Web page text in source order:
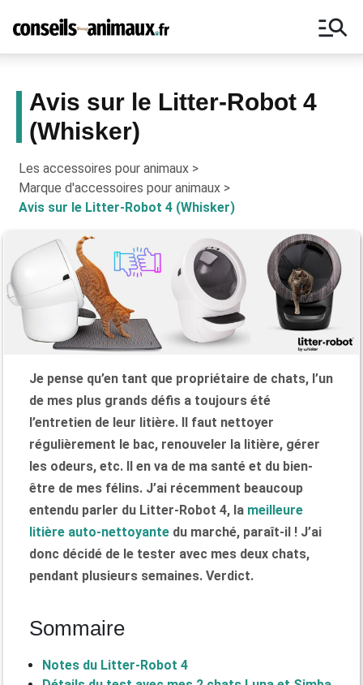
manage_search
Avis sur le Litter-Robot 4
(Whisker)
Les accessoires pour animaux >
Marque d'accessoires pour animaux >
Avis sur le Litter-Robot 4 (Whisker)
Je pense qu’en tant que propriétaire de chats, l’un
de mes plus grands défis a toujours été
l’entretien de leur litière. Il faut nettoyer
régulièrement le bac, renouveler la litière, gérer
les odeurs, etc. Il en va de ma santé et du bien-
être de mes félins. J’ai récemment beaucoup
entendu parler du Litter-Robot 4, la meilleure
litière auto-nettoyante du marché, paraît-il ! J’ai
donc décidé de le tester avec mes deux chats,
pendant plusieurs semaines. Verdict.
Sommaire
Notes du Litter-Robot 4
Bons plans, astuces, ne manquez
aucun conseil pour vos animaux !